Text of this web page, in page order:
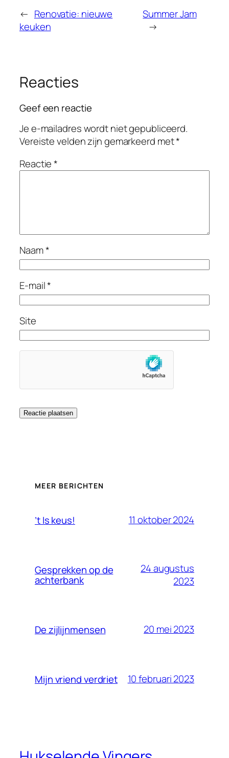
← Renovatie: nieuwe
keuken
Summer Jam
→
Reacties
Geef een reactie
Je e-mailadres wordt niet gepubliceerd.
Vereiste velden zijn gemarkeerd met*
Reactie*
Naam*
E-mail*
Site
MEER BERICHTEN
’t Is keus! 11 oktober 2024
Gesprekken op de
achterbank
24 augustus
2023
De zijlijnmensen 20 mei 2023
Mijn vriend verdriet 10 februari 2023